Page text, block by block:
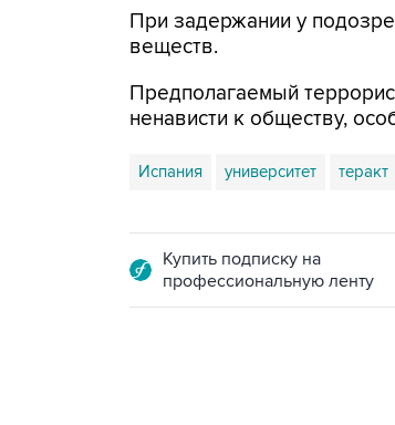
При задержании у
веществ.
Предполагаемый
ненависти к обществу,
Испания университет теракт
Купить подписку на
профессиональную ленту